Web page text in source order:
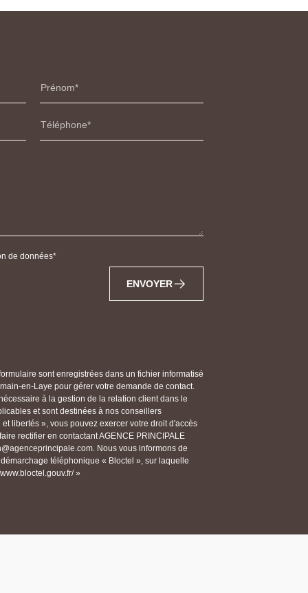
Prénom
Téléphone
de données
ENVOYER
sont enregistrées dans un fichier informatisé
en-Laye pour gérer votre demande de contact.
à la gestion de la relation client dans le
et sont destinées à nos conseillers
libertés », vous pouvez exercer votre droit d'accès
rectifier en contactant AGENCE PRINCIPALE
Nous vous informons de
téléphonique « Bloctel », sur laquelle
»